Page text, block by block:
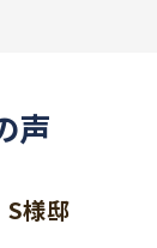
声
様邸